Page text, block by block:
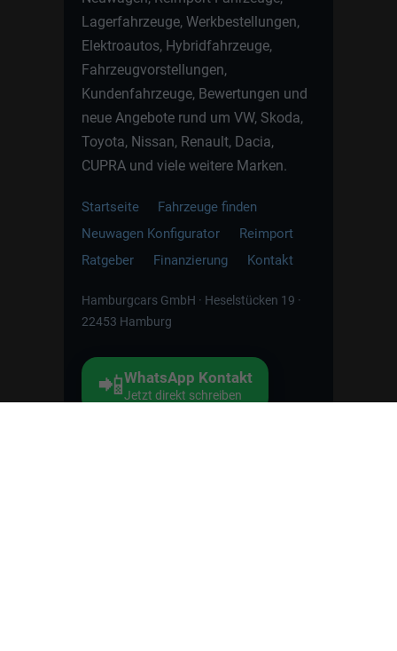
Lagerfahrzeuge, Werkbestellungen,
Elektroautos, Hybridfahrzeuge,
Fahrzeugvorstellungen,
Kundenfahrzeuge, Bewertungen und
neue Angebote rund um VW, Skoda,
Toyota, Nissan, Renault, Dacia,
CUPRA und viele weitere Marken.
Startseite
Fahrzeuge finden
Neuwagen Konfigurator
Reimport
Ratgeber
Finanzierung Kontakt
Hamburgcars GmbH · Heselstücken 19 ·
22453 Hamburg
📲WhatsApp Kontakt
Jetzt direkt schreiben